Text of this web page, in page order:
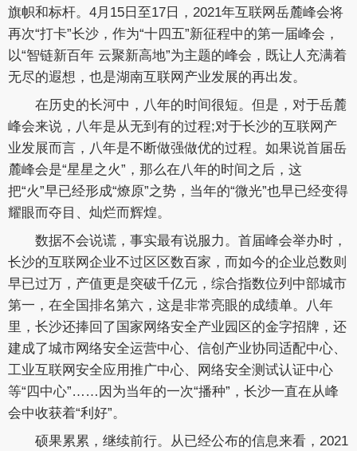
旗帜和标杆。4月15日至17日，2021年互联网岳麓峰会将
再次“打卡”长沙，作为“十四五”新征程中的第一届峰会，
以“智链新百年 云聚新高地”为主题的峰会，既让人充满着
无尽的遐想，也是湖南互联网产业发展的再出发。
在历史的长河中，八年的时间很短。但是，对于岳麓
峰会来说，八年是从无到有的过程;对于长沙的互联网产
业发展而言，八年是不断做强做优的过程。如果说首届岳
麓峰会是“星星之火”，那么在八年的时间之后，这
把“火”早已经形成“燎原”之势，当年的“微光”也早已经变得
耀眼而夺目、灿烂而辉煌。
数据不会说谎，事实最有说服力。首届峰会举办时，
长沙的互联网企业不过区区数百家，而如今的企业总数则
早已过万，产值更是突破千亿元，综合指数位列中部城市
第一，在全国排名第六，这是非常亮眼的成绩单。八年
里，长沙还捧回了国家网络安全产业园区的金字招牌，还
建成了城市网络安全运营中心、信创产业协同适配中心、
工业互联网安全应用推广中心、网络安全测试认证中心
等“四中心”……因为当年的一次“播种”，长沙一直在从峰
会中收获着“利好”。
硕果累累，继续前行。从已经公布的信息来看，2021